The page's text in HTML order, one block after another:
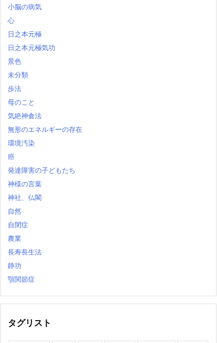
小脳の病気
心
日之本元極
日之本元極気功
景色
未分類
歩法
母のこと
気絶神倉法
無形のエネルギーの存在
環境汚染
癌
発達障害の子どもたち
神様の言葉
神社、仏閣
自然
自閉症
農業
長寿長生法
静功
顎関節症
タグリスト